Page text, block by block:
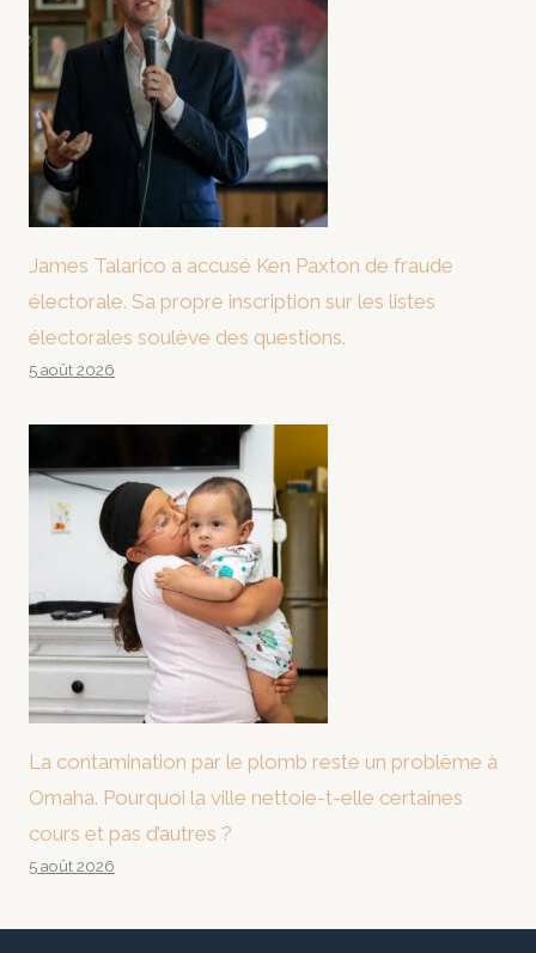
James Talarico a accusé Ken Paxton de fraude
électorale. Sa propre inscription sur les listes
électorales soulève des questions.
5 août 2026
La contamination par le plomb reste un problème à
Omaha. Pourquoi la ville nettoie-t-elle certaines
cours et pas d’autres ?
5 août 2026